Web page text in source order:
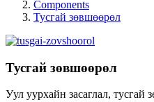
Components
Тусгай зөвшөөрөл
Тусгай зөвшөөрөл
Уул уурхайн засаглал,